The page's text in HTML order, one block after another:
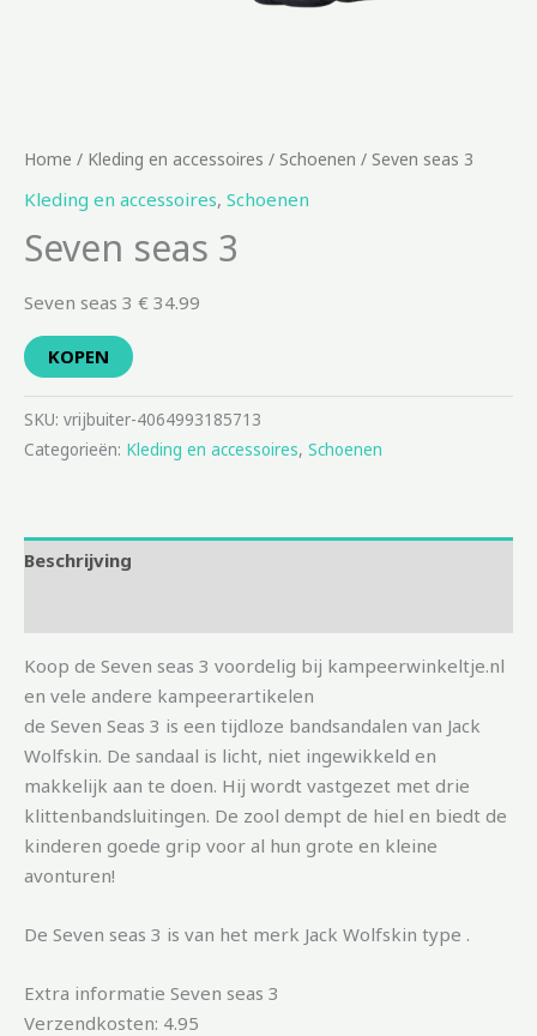
Home / Kleding en accessoires / Schoenen / Seven seas 3
Kleding en accessoires, Schoenen
Seven seas 3
Seven seas 3 € 34.99
KOPEN
SKU: vrijbuiter-4064993185713
Categorieën: Kleding en accessoires, Schoenen
Beschrijving
Koop de Seven seas 3 voordelig bij kampeerwinkeltje.nl
en vele andere kampeerartikelen
de Seven Seas 3 is een tijdloze bandsandalen van Jack
Wolfskin. De sandaal is licht, niet ingewikkeld en
makkelijk aan te doen. Hij wordt vastgezet met drie
klittenbandsluitingen. De zool dempt de hiel en biedt de
kinderen goede grip voor al hun grote en kleine
avonturen!
De Seven seas 3 is van het merk Jack Wolfskin type .
Extra informatie Seven seas 3
Verzendkosten: 4.95